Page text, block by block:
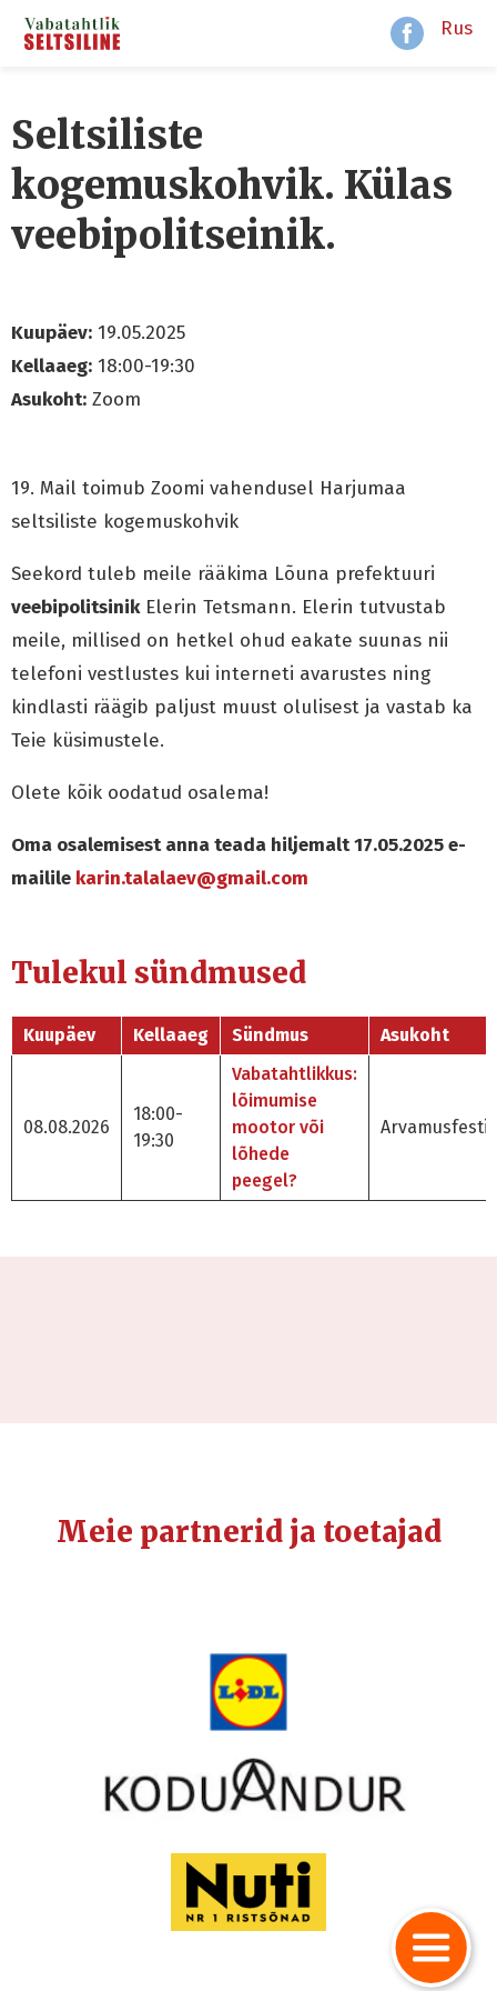
Rus
Seltsiliste
kogemuskohvik. Külas
veebipolitseinik.
Kuupäev: 19.05.2025
Kellaaeg: 18:00-19:30
Asukoht: Zoom
19. Mail toimub Zoomi vahendusel Harjumaa
seltsiliste kogemuskohvik
Seekord tuleb meile rääkima Lõuna prefektuuri
veebipolitsinikElerin Tetsmann. Elerin tutvustab
meile, millised on hetkel ohud eakate suunas nii
telefoni vestlustes kui interneti avarustes ning
kindlasti räägib paljust muust olulisest ja vastab ka
Teie küsimustele.
Olete kõik oodatud osalema!
Oma osalemisest anna teada hiljemalt 17.05.2025 e-
mailile karin.talalaev@gmail.com
Tulekul sündmused
Kuupäev Kellaaeg Sündmus Asukoht
08.08.2026
18:00-
19:30
Vabatahtlikkus:
lõimumise
mootor või
lõhede
peegel?
Meie partnerid ja toetajad